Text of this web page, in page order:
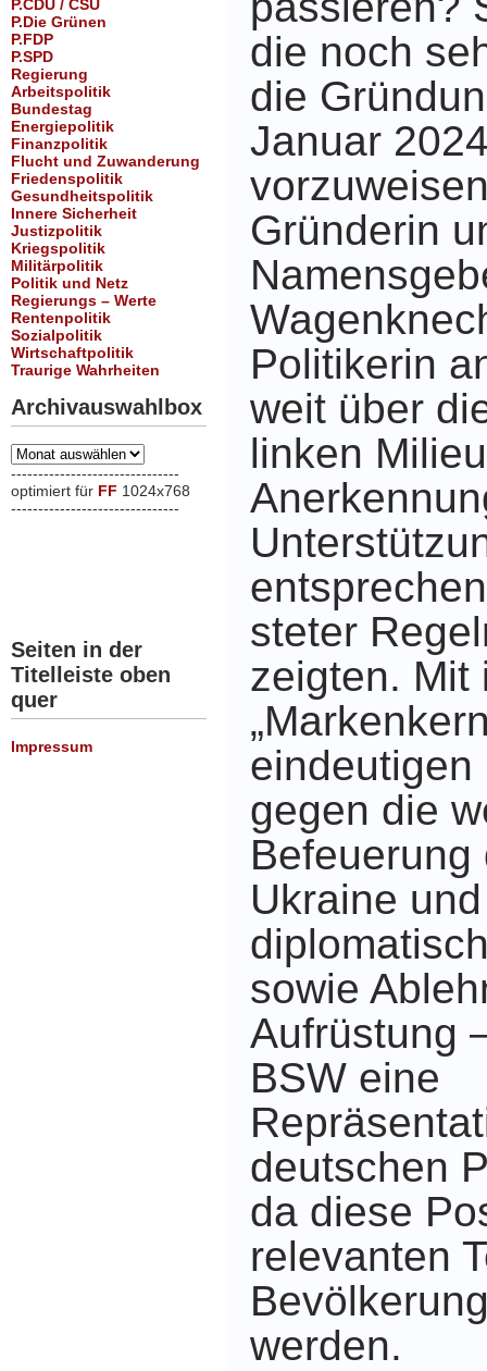
P.CDU / CSU
P.Die Grünen
P.FDP
P.SPD
Regierung
Arbeitspolitik
Bundestag
Energiepolitik
Finanzpolitik
Flucht und Zuwanderung
Friedenspolitik
Gesundheitspolitik
Innere Sicherheit
Justizpolitik
Kriegspolitik
Militärpolitik
Politik und Netz
Regierungs – Werte
Rentenpolitik
Sozialpolitik
Wirtschaftpolitik
Traurige Wahrheiten
Archivauswahlbox
Archivauswahlbox
-------------------------------
optimiert für FF 1024x768
-------------------------------
Seiten in der
Titelleiste oben
quer
Impressum
die noch
die
Januar
Gründerin
Politikerin
weit über
linken
steter
zeigten. Mit
gegen die
Ukraine
sowie
Aufrüstung
BSW eine
deutschen
da diese
relevanten
werden.